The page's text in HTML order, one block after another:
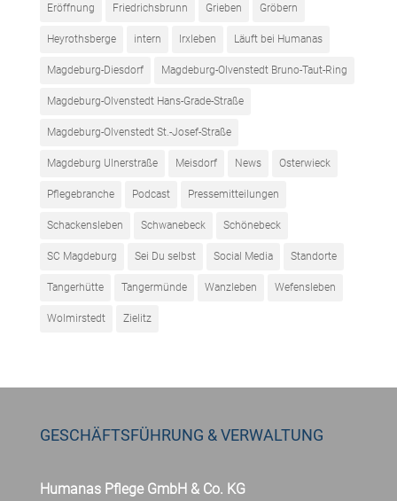
Eröffnung Friedrichsbrunn Grieben Gröbern
Heyrothsberge intern Irxleben Läuft bei Humanas
Magdeburg-Diesdorf Magdeburg-Olvenstedt Bruno-Taut-Ring
Magdeburg-Olvenstedt Hans-Grade-Straße
Magdeburg-Olvenstedt St.-Josef-Straße
Magdeburg Ulnerstraße Meisdorf News Osterwieck
Pflegebranche Podcast Pressemitteilungen
Schackensleben Schwanebeck Schönebeck
SC Magdeburg Sei Du selbst Social Media Standorte
Tangerhütte Tangermünde Wanzleben Wefensleben
Wolmirstedt Zielitz
GESCHÄFTSFÜHRUNG & VERWALTUNG
Humanas Pflege GmbH & Co. KG